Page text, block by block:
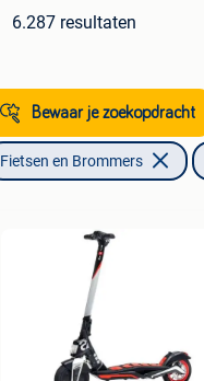
6.287 resultaten
Bewaar je zoekopdracht
Fietsen en Brommers